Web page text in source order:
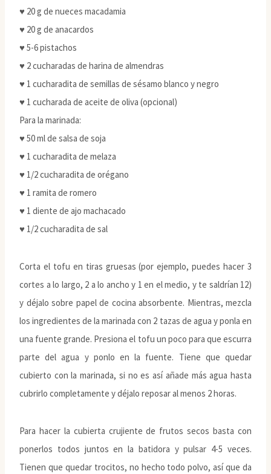
♥ 20 g de nueces macadamia
♥ 20 g de anacardos
♥ 5-6 pistachos
♥ 2 cucharadas de harina de almendras
♥ 1 cucharadita de semillas de sésamo blanco y negro
♥ 1 cucharada de aceite de oliva (opcional)
Para la marinada:
♥ 50 ml de salsa de soja
♥ 1 cucharadita de melaza
♥ 1/2 cucharadita de orégano
♥ 1 ramita de romero
♥ 1 diente de ajo machacado
♥ 1/2 cucharadita de sal
Corta el tofu en tiras gruesas (por ejemplo, puedes hacer 3
cortes a lo largo, 2 a lo ancho y 1 en el medio, y te saldrían 12)
y déjalo sobre papel de cocina absorbente. Mientras, mezcla
los ingredientes de la marinada con 2 tazas de agua y ponla en
una fuente grande. Presiona el tofu un poco para que escurra
parte del agua y ponlo en la fuente. Tiene que quedar
cubierto con la marinada, si no es así añade más agua hasta
cubrirlo completamente y déjalo reposar al menos 2 horas.
Para hacer la cubierta crujiente de frutos secos basta con
ponerlos todos juntos en la batidora y pulsar 4-5 veces.
Tienen que quedar trocitos, no hecho todo polvo, así que da